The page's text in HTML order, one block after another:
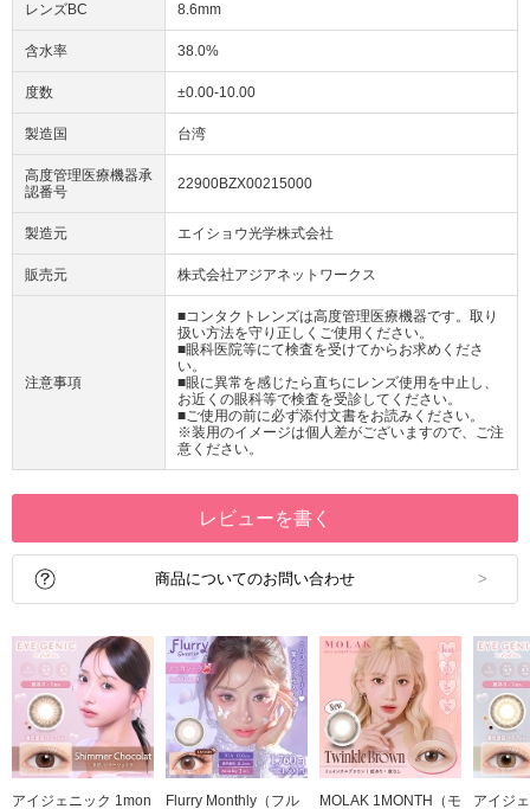
レンズBC 8.6mm
含水率 38.0%
度数 ±0.00-10.00
製造国 台湾
高度管理医療機器承
認番号
22900BZX00215000
製造元 エイショウ光学株式会社
販売元 株式会社アジアネットワークス
注意事項
■コンタクトレンズは高度管理医療機器です。取り
扱い方法を守り正しくご使用ください。
■眼科医院等にて検査を受けてからお求めくださ
い。
■眼に異常を感じたら直ちにレンズ使用を中止し、
お近くの眼科等で検査を受診してください。
■ご使用の前に必ず添付文書をお読みください。
※装用のイメージは個人差がございますので、ご注
意ください。
レビューを書く
商品についてのお問い合わせ
アイジェニック 1mon Flurry Monthly（フル MOLAK 1MONTH（モ アイジ